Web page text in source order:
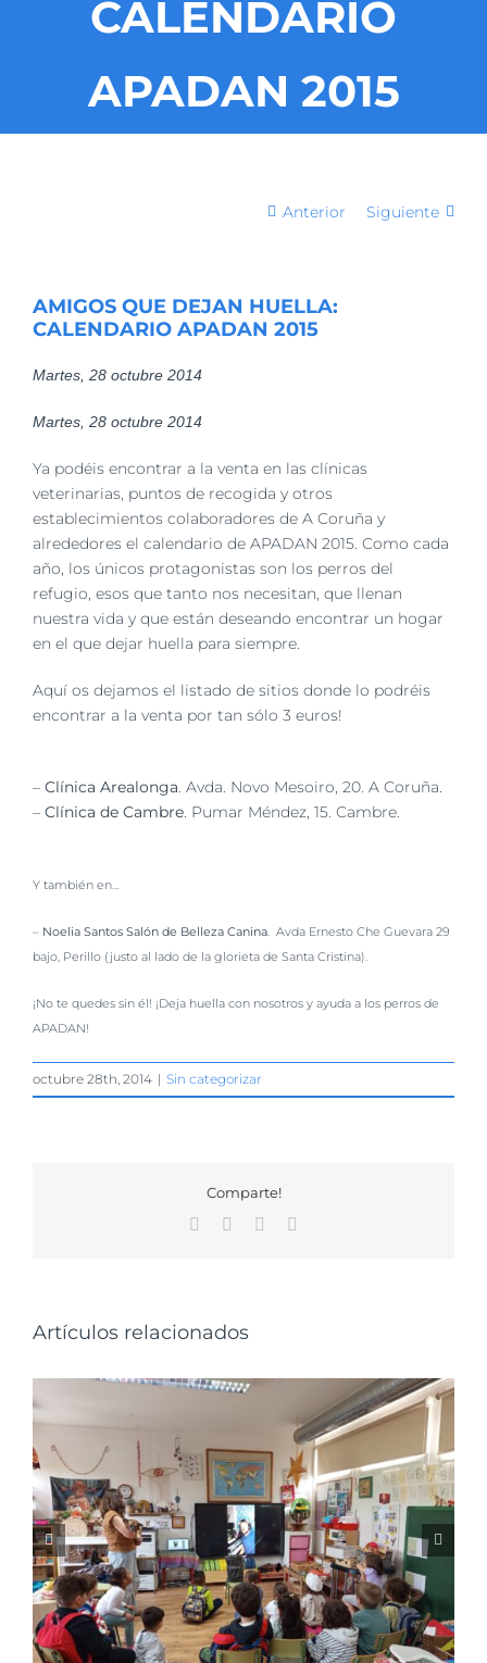
CALENDARIO
APADAN 2015
Anterior Siguiente
AMIGOS QUE DEJAN HUELLA:
CALENDARIO APADAN 2015
Martes, 28 octubre 2014
Martes, 28 octubre 2014
Ya podéis encontrar a la venta en las clínicas
veterinarias, puntos de recogida y otros
establecimientos colaboradores de A Coruña y
alrededores el calendario de APADAN 2015. Como cada
año, los únicos protagonistas son los perros del
refugio, esos que tanto nos necesitan, que llenan
nuestra vida y que están deseando encontrar un hogar
en el que dejar huella para siempre.
Aquí os dejamos el listado de sitios donde lo podréis
encontrar a la venta por tan sólo 3 euros!
– Clínica Arealonga . Avda. Novo Mesoiro, 20. A Coruña.
– Clínica de Cambre . Pumar Méndez, 15. Cambre.
Y también en…
– Noelia Santos Salón de Belleza Canina . Avda Ernesto Che Guevara 29
bajo, Perillo (justo al lado de la glorieta de Santa Cristina).
¡No te quedes sin él! ¡Deja huella con nosotros y ayuda a los perros de
APADAN!
octubre 28th, 2014 | Sin categorizar
Comparte!
Facebook WhatsApp
Artículos relacionados
Charlas de sensibilización en el Colegio
Franciscanas de A Coruña